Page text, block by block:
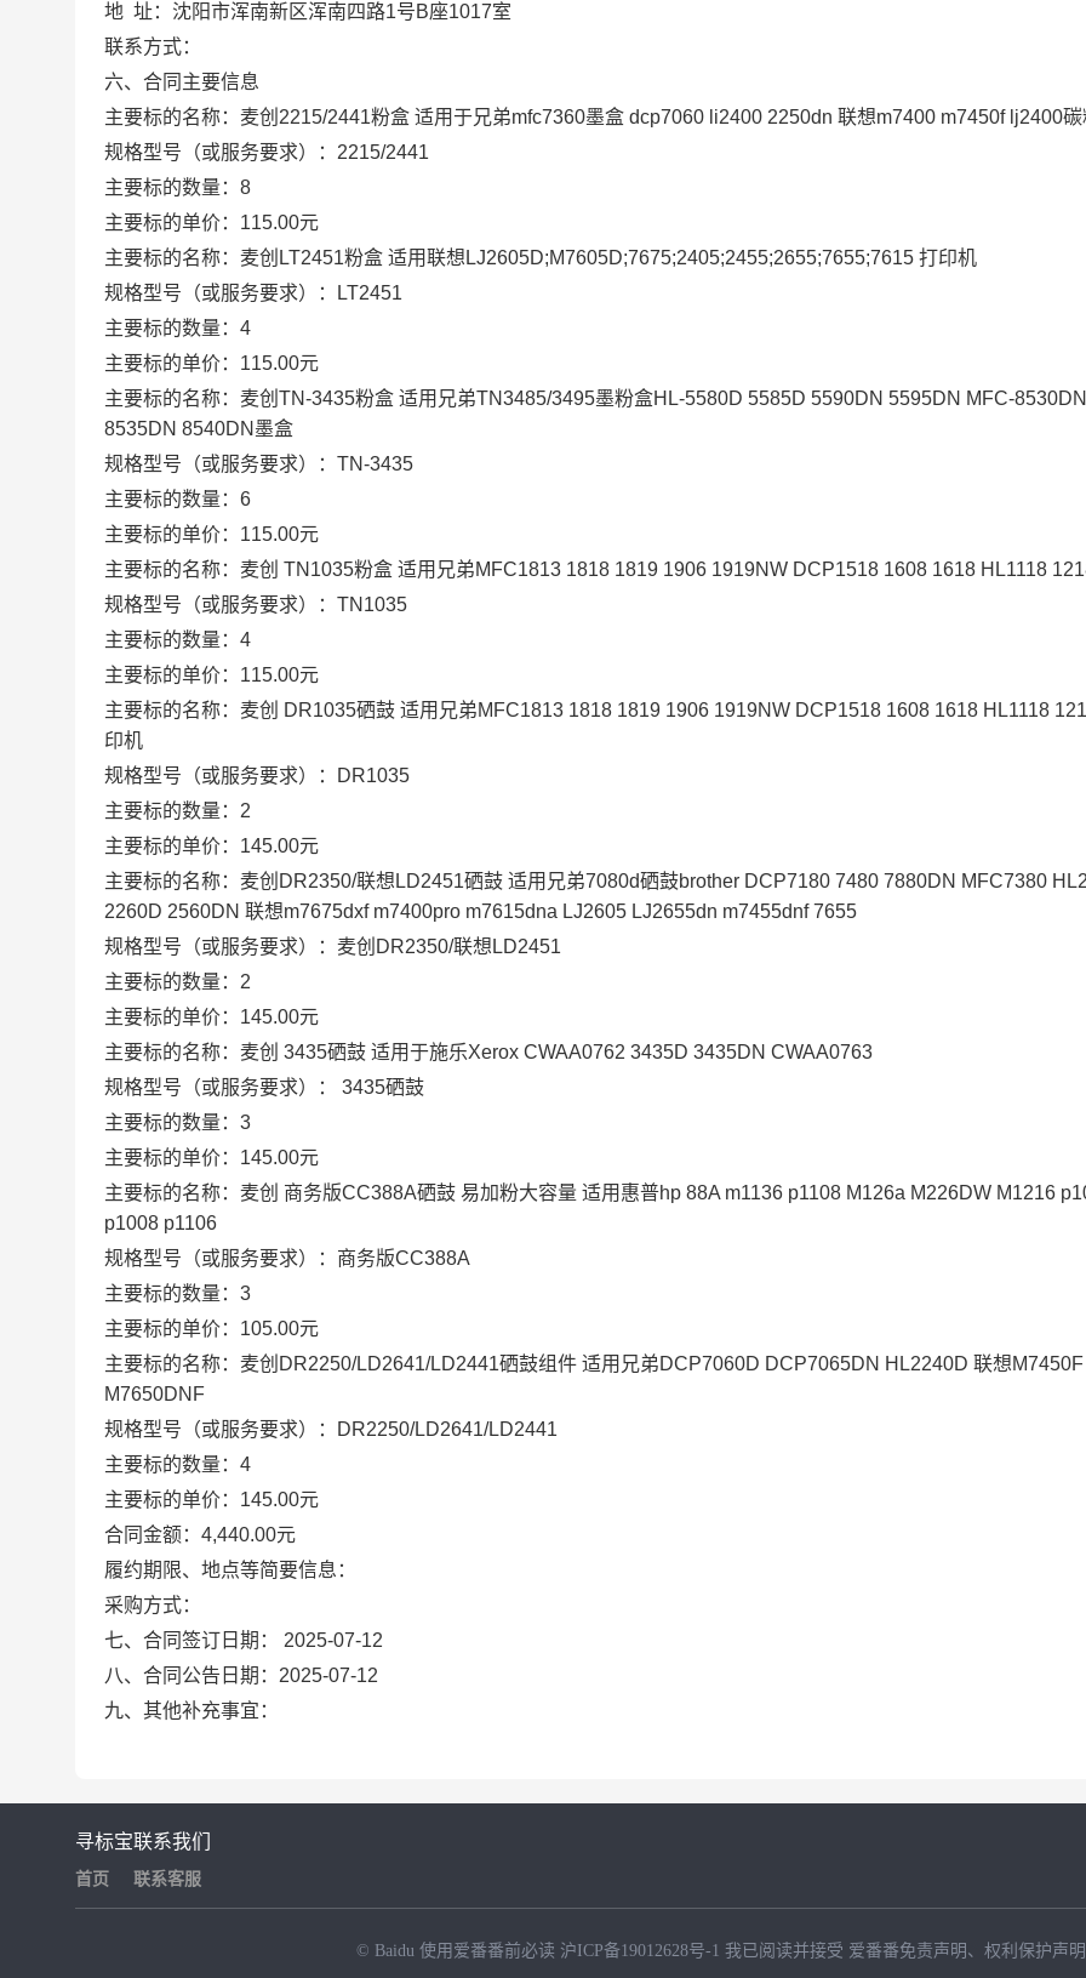
地 址：沈阳市浑南新区浑南四路1号B座1017室
联系方式：
六、合同主要信息
主要标的名称：麦创2215/2441粉盒 适用于兄弟mfc7360墨盒 dcp7060 li2400 2250dn 联想m7400 m7450f lj2400碳
规格型号（或服务要求）：2215/2441
主要标的数量：8
主要标的单价：115.00元
主要标的名称：麦创LT2451粉盒 适用联想LJ2605D;M7605D;7675;2405;2455;2655;7655;7615 打印机
规格型号（或服务要求）：LT2451
主要标的数量：4
主要标的单价：115.00元
主要标的名称：麦创TN-3435粉盒 适用兄弟TN3485/3495墨粉盒HL-5580D 5585D 5590DN 5595DN MFC-8530DN
8535DN 8540DN墨盒
规格型号（或服务要求）：TN-3435
主要标的数量：6
主要标的单价：115.00元
主要标的名称：麦创 TN1035粉盒 适用兄弟MFC1813 1818 1819 1906 1919NW DCP1518 1608 1618 HL1118
规格型号（或服务要求）：TN1035
主要标的数量：4
主要标的单价：115.00元
主要标的名称：麦创 DR1035硒鼓 适用兄弟MFC1813 1818 1819 1906 1919NW DCP1518 1608 1618 HL1118
印机
规格型号（或服务要求）：DR1035
主要标的数量：2
主要标的单价：145.00元
主要标的名称：麦创DR2350/联想LD2451硒鼓 适用兄弟7080d硒鼓brother DCP7180 7480 7880DN MFC7380
2260D 2560DN 联想m7675dxf m7400pro m7615dna LJ2605 LJ2655dn m7455dnf 7655
规格型号（或服务要求）：麦创DR2350/联想LD2451
主要标的数量：2
主要标的单价：145.00元
主要标的名称：麦创 3435硒鼓 适用于施乐Xerox CWAA0762 3435D 3435DN CWAA0763
规格型号（或服务要求）： 3435硒鼓
主要标的数量：3
主要标的单价：145.00元
主要标的名称：麦创 商务版CC388A硒鼓 易加粉大容量 适用惠普hp 88A m1136 p1108 M126a M226DW M1216
p1008 p1106
规格型号（或服务要求）：商务版CC388A
主要标的数量：3
主要标的单价：105.00元
主要标的名称：麦创DR2250/LD2641/LD2441硒鼓组件 适用兄弟DCP7060D DCP7065DN HL2240D 联想M7450F
M7650DNF
规格型号（或服务要求）：DR2250/LD2641/LD2441
主要标的数量：4
主要标的单价：145.00元
合同金额：4,440.00元
履约期限、地点等简要信息：
采购方式：
七、合同签订日期： 2025-07-12
八、合同公告日期： 2025-07-12
九、其他补充事宜：
寻标宝
首页
联系我们
联系客服
© Baidu 使用爱番番前必读 沪ICP备19012628号-1 我已阅读并接受 爱番番免责声明 、 权利保护声明